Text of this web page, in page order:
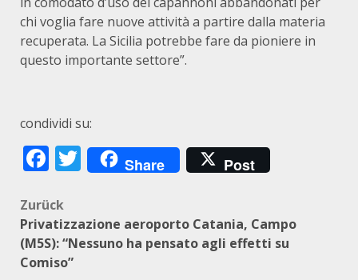
chi voglia fare nuove attività a partire dalla materia
recuperata. La Sicilia potrebbe fare da pioniere in
questo importante settore”.
condividi su:
Facebook
Twitter
Share Post
Beitragsnavigation
Zurück
Privatizzazione aeroporto Catania, Campo
(M5S): “Nessuno ha pensato agli effetti su
Comiso”